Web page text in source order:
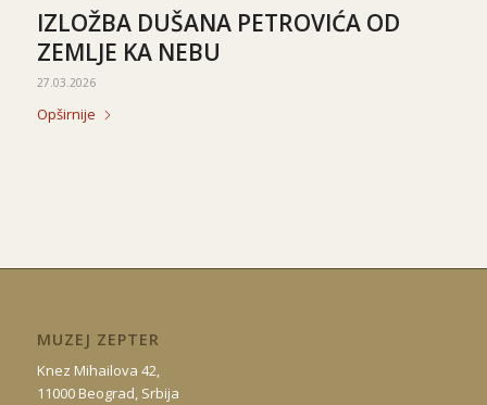
IZLOŽBA DUŠANA PETROVIĆA OD
ZEMLJE KA NEBU
27.03.2026
Opširnije
MUZEJ ZEPTER
Knez Mihailova 42,
11000 Beograd, Srbija